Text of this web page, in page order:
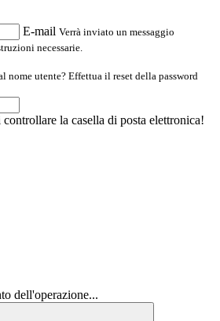
E-mail Verrà inviato un messaggio
necessarie.
nome utente? Effettua il reset della password
la casella di posta elettronica!
dell'operazione...